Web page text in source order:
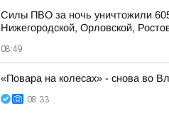
Силы ПВО за ночь уничтожили 605
Нижегородской, Орловской,
08:49
«Повара на колесах» - снова во
08:33